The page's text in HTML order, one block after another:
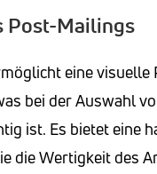
Post-Mailings
eine visuelle
bei der Auswahl
ist. Es bietet eine
die Wertigkeit des